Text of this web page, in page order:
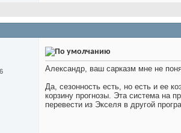
Александр, ваш сарказм мне не
Да, сезонность есть, но есть и ее
корзину прогнозы. Эта система на
перевести из Экселя в другой